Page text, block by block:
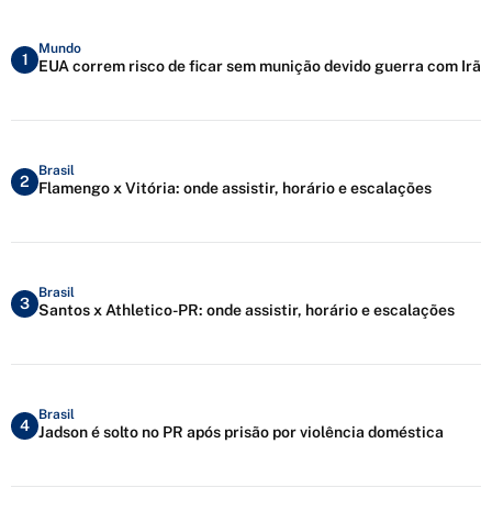
1
Mundo
EUA correm risco de ficar sem munição devido guerra com Irã
2
Brasil
Flamengo x Vitória: onde assistir, horário e escalações
3
Brasil
Santos x Athletico-PR: onde assistir, horário e escalações
4
Brasil
Jadson é solto no PR após prisão por violência doméstica